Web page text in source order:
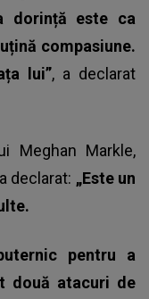
dorință este ca
compasiune.
lui”, a declarat
Meghan Markle,
declarat: „Este un
pentru a
două atacuri de